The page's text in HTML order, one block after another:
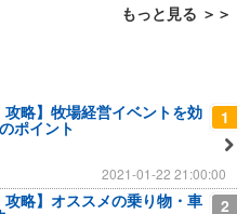
もっと見る ＞＞
1
攻略】牧場経営イベントを効
ポイント
2021-01-22 21:00:00
2
攻略】オススメの乗り物・車